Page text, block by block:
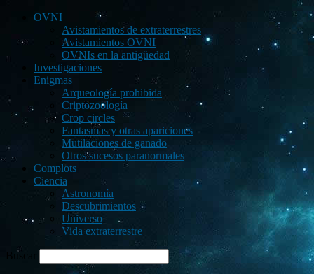
OVNI
Avistamientos de extraterrestres
Avistamientos OVNI
OVNIs en la antigüedad
Investigaciones
Enigmas
Arqueología prohibida
Criptozoología
Crop circles
Fantasmas y otras apariciones
Mutilaciones de ganado
Otros sucesos paranormales
Complots
Ciencia
Astronomía
Descubrimientos
Universo
Vida extraterrestre
Buscar